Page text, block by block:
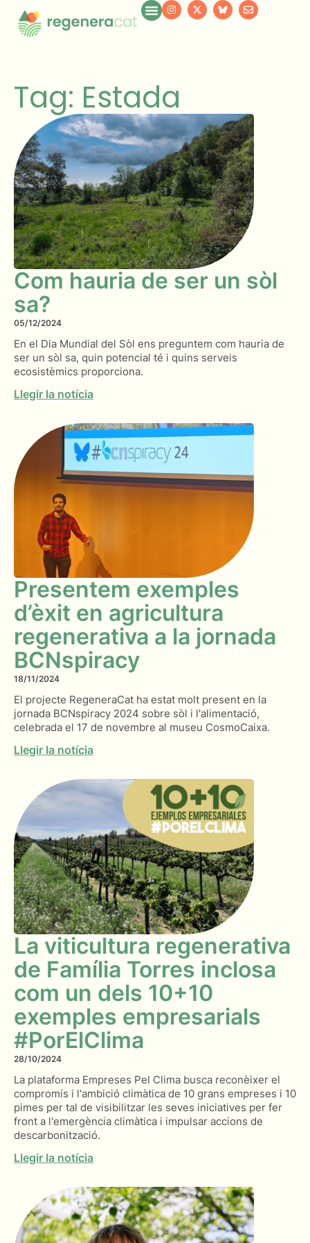
Tag: Estada
Com hauria de ser un sòl
sa?
05/12/2024
En el Dia Mundial del Sòl ens preguntem com hauria de
ser un sòl sa, quin potencial té i quins serveis
ecosistèmics proporciona.
Llegir la notícia
Presentem exemples
d’èxit en agricultura
regenerativa a la jornada
BCNspiracy
18/11/2024
El projecte RegeneraCat ha estat molt present en la
jornada BCNspiracy 2024 sobre sòl i l'alimentació,
celebrada el 17 de novembre al museu CosmoCaixa.
Llegir la notícia
La viticultura regenerativa
de Família Torres inclosa
com un dels 10+10
exemples empresarials
#PorElClima
28/10/2024
La plataforma Empreses Pel Clima busca reconèixer el
compromís i l'ambició climàtica de 10 grans empreses i 10
pimes per tal de visibilitzar les seves iniciatives per fer
front a l'emergència climàtica i impulsar accions de
descarbonització.
Llegir la notícia